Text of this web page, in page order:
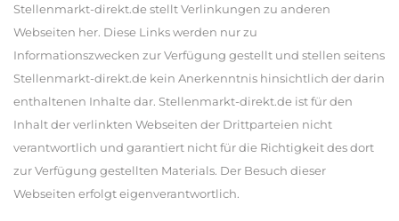
Stellenmarkt-direkt.de stellt Verlinkungen zu anderen
Webseiten her. Diese Links werden nur zu
Informationszwecken zur Verfügung gestellt und stellen seitens
Stellenmarkt-direkt.de kein Anerkenntnis hinsichtlich der darin
enthaltenen Inhalte dar. Stellenmarkt-direkt.de ist für den
Inhalt der verlinkten Webseiten der Drittparteien nicht
verantwortlich und garantiert nicht für die Richtigkeit des dort
zur Verfügung gestellten Materials. Der Besuch dieser
Webseiten erfolgt eigenverantwortlich.